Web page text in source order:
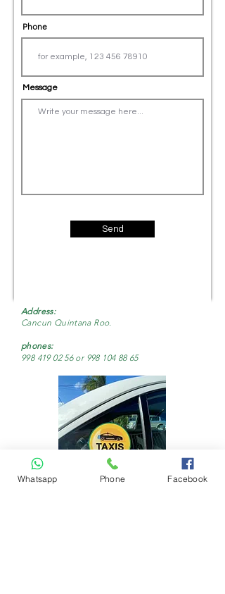
Phone
Message
Send
Address:
Cancun Quintana Roo.
phones:
998 419 02 56or 998 104 88 65
Whatsapp Phone Facebook